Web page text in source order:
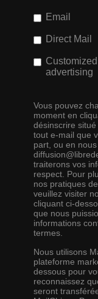
Email
Direct Mail
advertising
Vous pouvez
moment en
désinscrire
tout e-mail que
part, ou en
traiterons vos
respect. Pour
nos pratiques
veuillez visiter
cliquant ci-
que nous
informations
termes.
Nous utilisons
plateforme
dessous pour
reconnaissez
seront